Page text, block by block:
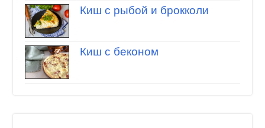
Киш с рыбой и брокколи
Киш с беконом